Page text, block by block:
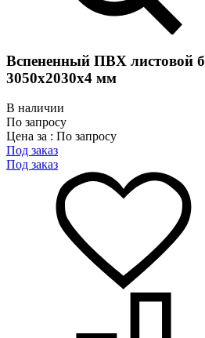
Вспененный ПВХ листовой
3050х2030х4 мм
В наличии
По запросу
Цена за : По запросу
Под заказ
Под заказ